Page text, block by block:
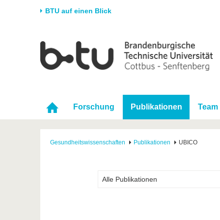
BTU auf einen Blick
Universität
Karriere & Engagement
Partnerschaften &
Strukturwandel
Forschung
Förderung
Wissenschaftlicher
Nachwuchs
Im
Forschung Publikationen Team
Gesundheitswissenschaften Publikationen UBICO